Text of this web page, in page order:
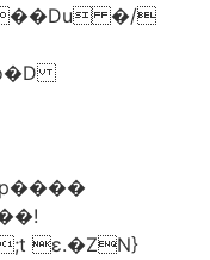
ɛ.�ZN}